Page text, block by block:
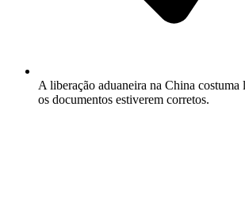
A liberação aduaneira na China costuma
os documentos estiverem corretos.